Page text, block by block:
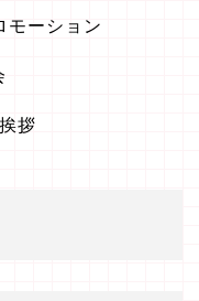
モーション
拶